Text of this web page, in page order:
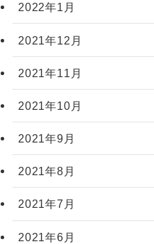
2022年1月
2021年12月
2021年11月
2021年10月
2021年9月
2021年8月
2021年7月
2021年6月